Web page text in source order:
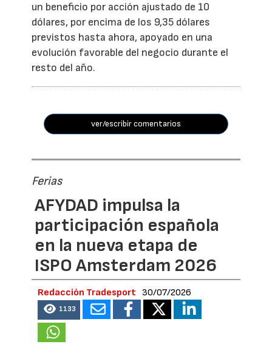
un beneficio por acción ajustado de 10
dólares, por encima de los 9,35 dólares
previstos hasta ahora, apoyado en una
evolución favorable del negocio durante el
resto del año.
ver/escribir comentarios
Ferias
AFYDAD impulsa la
participación española
en la nueva etapa de
ISPO Amsterdam 2026
Redacción Tradesport 30/07/2026
1133